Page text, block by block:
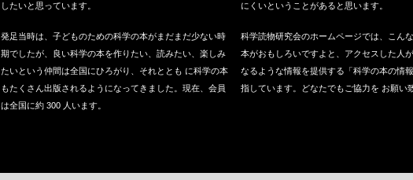
したいと思っています。
発足当時は、子どものための科学の本がまだまだ少ない時
期でしたが、良い科学の本を作りたい、読みたい、楽しみ
たいという仲間は全国にひろがり、それととも に科学の本
もたくさん出版されるようになってきました。現在、会員
は全国に約 300 人います。
にくいということがあると思います。
科学読物研究会のホームページでは、こん
本がおもしろいですよと、アクセスした人
なるような情報を提供する「科学の本の情
指しています。どなたでもご協力を お願い